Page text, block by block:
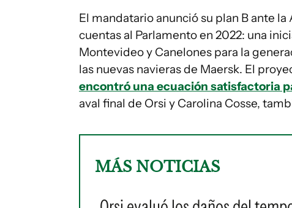
El mandatario anunció su plan B ante
cuentas al Parlamento en 2022: una
Montevideo y Canelones para la
las nuevas navieras de Maersk. El
encontró una ecuación satisfactoria
aval final de Orsi y Carolina Cosse,
MÁS NOTICIAS